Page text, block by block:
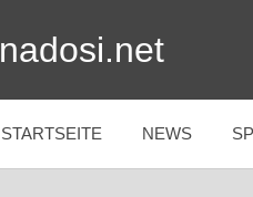
nadosi.net
STARTSEITE NEWS